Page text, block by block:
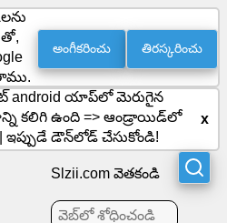
అంగీకరించు తిరస్కరించు
android యాప్‌లో మెరుగైన
కలిగి ఉంది => ఆండ్రాయిడ్‌లో
ఇప్పుడే డౌన్‌లోడ్ చేసుకోండి!
x
Slzii.com వెతకండి